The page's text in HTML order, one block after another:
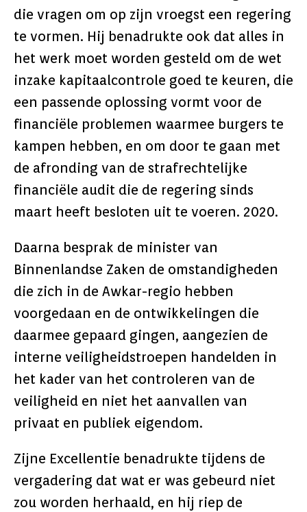
die vragen om op zijn vroegst een regering
te vormen. Hij benadrukte ook dat alles in
het werk moet worden gesteld om de wet
inzake kapitaalcontrole goed te keuren, die
een passende oplossing vormt voor de
financiële problemen waarmee burgers te
kampen hebben, en om door te gaan met
de afronding van de strafrechtelijke
financiële audit die de regering sinds
maart heeft besloten uit te voeren. 2020.
Daarna besprak de minister van
Binnenlandse Zaken de omstandigheden
die zich in de Awkar-regio hebben
voorgedaan en de ontwikkelingen die
daarmee gepaard gingen, aangezien de
interne veiligheidstroepen handelden in
het kader van het controleren van de
veiligheid en niet het aanvallen van
privaat en publiek eigendom.
Zijne Excellentie benadrukte tijdens de
vergadering dat wat er was gebeurd niet
zou worden herhaald, en hij riep de